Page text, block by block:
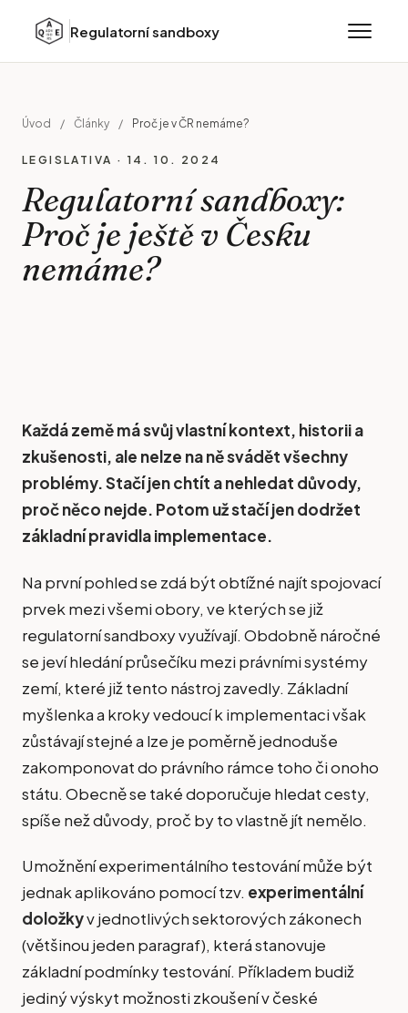
Regulatorní sandboxy
Úvod / Články / Proč je v ČR nemáme?
LEGISLATIVA · 14. 10. 2024
Regulatorní sandboxy:
Proč je ještě v Česku
nemáme?
Každá země má svůj vlastní kontext, historii a
zkušenosti, ale nelze na ně svádět všechny
problémy. Stačí jen chtít a nehledat důvody,
proč něco nejde. Potom už stačí jen dodržet
základní pravidla implementace.
Na první pohled se zdá být obtížné najít spojovací
prvek mezi všemi obory, ve kterých se již
regulatorní sandboxy využívají. Obdobně náročné
se jeví hledání průsečíku mezi právními systémy
zemí, které již tento nástroj zavedly. Základní
myšlenka a kroky vedoucí k implementaci však
zůstávají stejné a lze je poměrně jednoduše
zakomponovat do právního rámce toho či onoho
státu. Obecně se také doporučuje hledat cesty,
spíše než důvody, proč by to vlastně jít nemělo.
Umožnění experimentálního testování může být
jednak aplikováno pomocí tzv. experimentální
doložkyv jednotlivých sektorových zákonech
(většinou jeden paragraf), která stanovuje
základní podmínky testování. Příkladem budiž
jediný výskyt možnosti zkoušení v české